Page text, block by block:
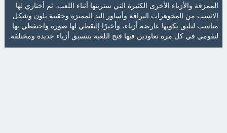
الممزقة والأزياء الأخرى الكثيرة التي سترينها أثناء اللعب. ثم أختاري لها
الانسب من المجوهرات البراقة وأساور اليد المميزة وحقيبة بلون وشكل
مناسب لتليق بكونها عارضة أزياء، وأخيرًا إلتقطي لها صورة واحتفظي بها
لتقومي في كل مرة تعاودين فيها فتح اللعبة بتنسيق أزياء جديدة ومختلفة.